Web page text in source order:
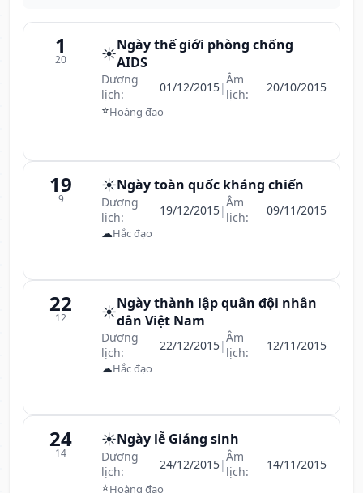
1
20 ☀️Ngày thế giới phòng chống
AIDS
Dương
lịch:
01/12/2015|Âm
lịch:
20/10/2015
⭐Hoàng đạo
19
9
☀️Ngày toàn quốc kháng chiến
Dương
lịch:
19/12/2015|Âm
lịch:
09/11/2015
☁Hắc đạo
22
12 ☀️Ngày thành lập quân đội nhân
dân Việt Nam
Dương
lịch:
22/12/2015|Âm
lịch:
12/11/2015
☁Hắc đạo
24
14
☀️Ngày lễ Giáng sinh
Dương
lịch:
24/12/2015|Âm
lịch:
14/11/2015
⭐Hoàng đạo